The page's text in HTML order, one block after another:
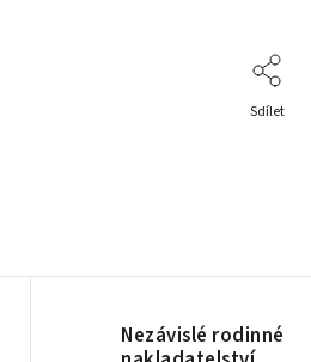
Sdílet
Nezávislé rodinné